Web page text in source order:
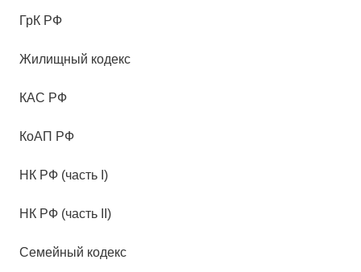
ГрК РФ
Жилищный кодекс
КАС РФ
КоАП РФ
НК РФ (часть I)
НК РФ (часть II)
Семейный кодекс